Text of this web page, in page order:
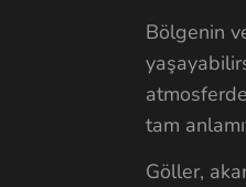
Bölgenin
atmosferde
tam
Göller,